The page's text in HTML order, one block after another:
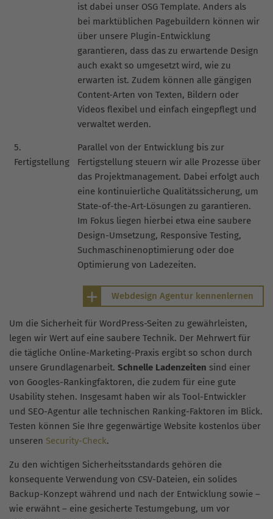
ist dabei unser OSG Template. Anders als
bei marktüblichen Pagebuildern können wir
über unsere Plugin-Entwicklung
garantieren, dass das zu erwartende Design
auch exakt so umgesetzt wird, wie zu
erwarten ist. Zudem können alle gängigen
Content-Arten von Texten, Bildern oder
Videos flexibel und einfach eingepflegt und
verwaltet werden.
5.
Fertigstellung
Parallel von der Entwicklung bis zur
Fertigstellung steuern wir alle Prozesse über
das Projektmanagement. Dabei erfolgt auch
eine kontinuierliche Qualitätssicherung, um
State-of-the-Art-Lösungen zu garantieren.
Im Fokus liegen hierbei etwa eine saubere
Design-Umsetzung, Responsive Testing,
Suchmaschinenoptimierung oder doe
Optimierung von Ladezeiten.
Webdesign Agentur kennenlernen
Um die Sicherheit für WordPress-Seiten zu gewährleisten,
legen wir Wert auf eine saubere Technik. Der Mehrwert für
die tägliche Online-Marketing-Praxis ergibt so schon durch
unsere Grundlagenarbeit. Schnelle Ladenzeiten sind einer
von Googles-Rankingfaktoren, die zudem für eine gute
Usability stehen. Insgesamt haben wir als Tool-Entwickler
und SEO-Agentur alle technischen Ranking-Faktoren im Blick.
Testen können Sie Ihre gegenwärtige Website kostenlos über
unseren Security-Check.
Zu den wichtigen Sicherheitsstandards gehören die
konsequente Verwendung von CSV-Dateien, ein solides
Backup-Konzept während und nach der Entwicklung sowie –
wie erwähnt – eine gesicherte Testumgebung, um vor